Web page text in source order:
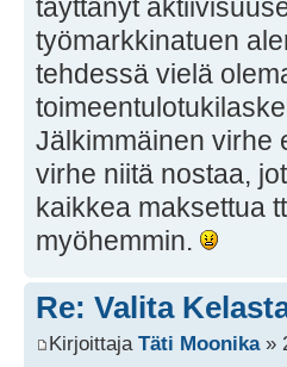
täyttänyt
työmarkkinatuen
tehdessä vielä
Jälkimmäinen virhe
virhe niitä nostaa,
kaikkea maksettua
myöhemmin.
Re: Valita
Kirjoittaja Täti Moonika»